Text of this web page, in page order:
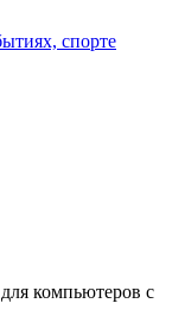
спорте
компьютеров с